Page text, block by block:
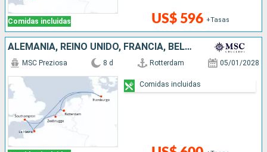
Comidas incluidas US$ 596 +Tasas
ALEMANIA, REINO UNIDO, FRANCIA, BÉLGICA, PAISES BAJOS
MSC Preziosa 8 d Rotterdam 05/01/2028
Comidas incluidas